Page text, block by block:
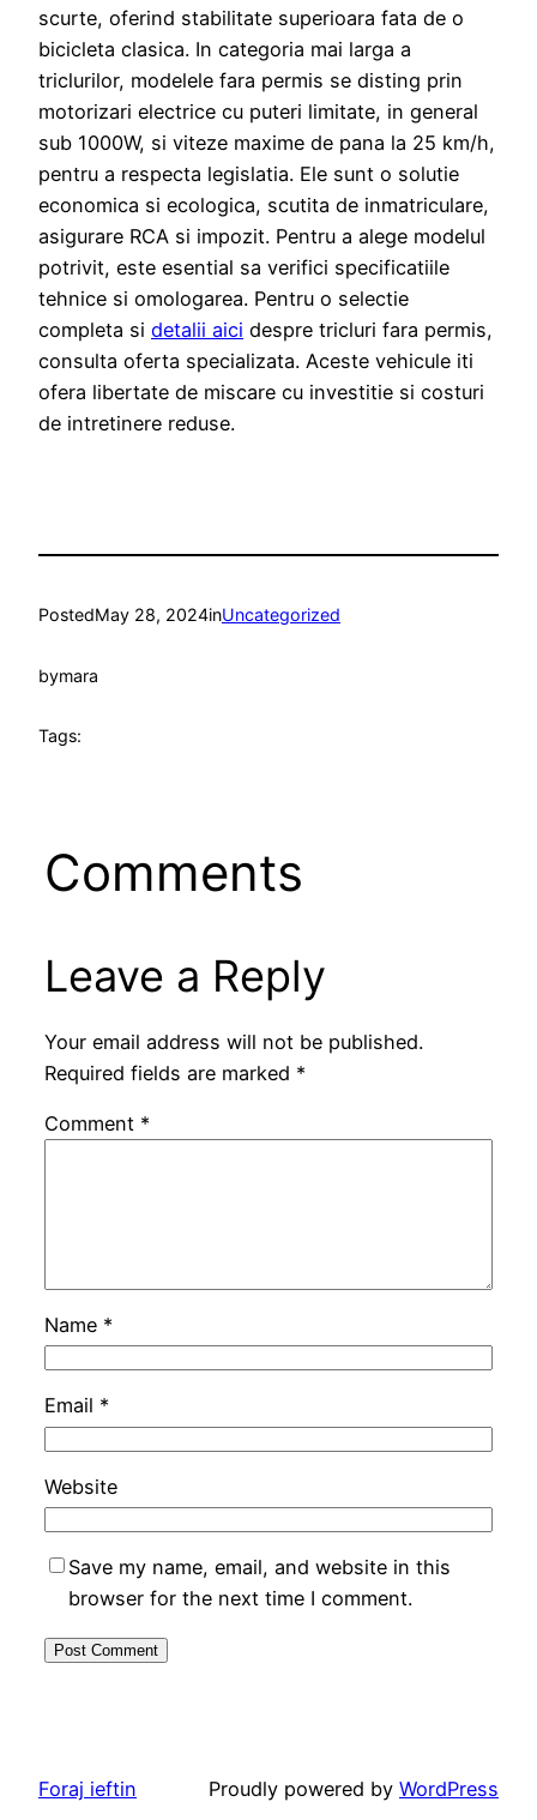
scurte, oferind stabilitate superioara fata de o
bicicleta clasica. In categoria mai larga a
triclurilor, modelele fara permis se disting prin
motorizari electrice cu puteri limitate, in general
sub 1000W, si viteze maxime de pana la 25 km/h,
pentru a respecta legislatia. Ele sunt o solutie
economica si ecologica, scutita de inmatriculare,
asigurare RCA si impozit. Pentru a alege modelul
potrivit, este esential sa verifici specificatiile
tehnice si omologarea. Pentru o selectie
completa si detalii aici despre tricluri fara permis,
consulta oferta specializata. Aceste vehicule iti
ofera libertate de miscare cu investitie si costuri
de intretinere reduse.
PostedMay 28, 2024inUncategorized
bymara
Tags:
Comments
Leave a Reply
Your email address will not be published.
Required fields are marked *
Comment *
Name *
Email *
Website
Save my name, email, and website in this
browser for the next time I comment.
Foraj ieftin Proudly powered by WordPress